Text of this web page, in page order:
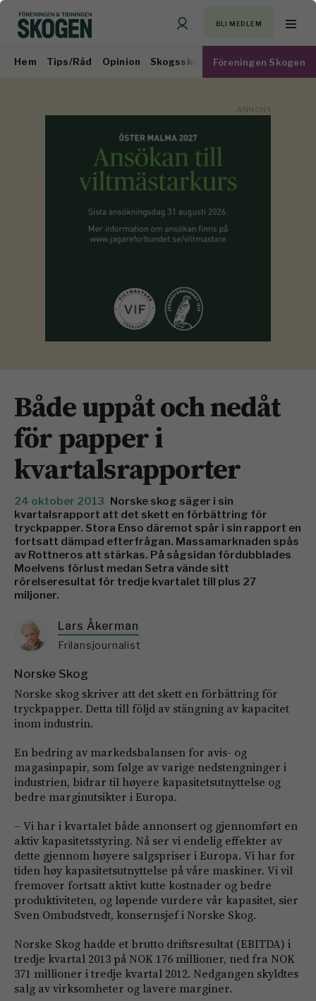
BLI MEDLEM
Hem Tips/Råd Opinion Skogsskötsel Virkesmarknad
Föreningen Skogen
Både uppåt och nedåt
för papper i
kvartalsrapporter
24 oktober 2013 Norske skog säger i sin
kvartalsrapport att det skett en förbättring för
tryckpapper. Stora Enso däremot spår i sin rapport en
fortsatt dämpad efterfrågan. Massamarknaden spås
av Rottneros att stärkas. På sågsidan fördubblades
Moelvens förlust medan Setra vände sitt
rörelseresultat för tredje kvartalet till plus 27
miljoner.
Lars Åkerman
Frilansjournalist
Norske Skog
Norske skog skriver att det skett en förbättring för
tryckpapper. Detta till följd av stängning av kapacitet
inom industrin.
En bedring av markedsbalansen for avis- og
magasinpapir, som følge av varige nedstengninger i
industrien, bidrar til høyere kapasitetsutnyttelse og
bedre marginutsikter i Europa.
– Vi har i kvartalet både annonsert og gjennomført en
aktiv kapasitetsstyring. Nå ser vi endelig effekter av
dette gjennom høyere salgspriser i Europa. Vi har for
tiden høy kapasitetsutnyttelse på våre maskiner. Vi vil
fremover fortsatt aktivt kutte kostnader og bedre
produktiviteten, og løpende vurdere vår kapasitet, sier
Sven Ombudstvedt, konsernsjef i Norske Skog.
Norske Skog hadde et brutto driftsresultat (EBITDA) i
tredje kvartal 2013 på NOK 176 millioner, ned fra NOK
371 millioner i tredje kvartal 2012. Nedgangen skyldtes
salg av virksomheter og lavere marginer.